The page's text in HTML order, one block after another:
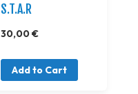
S.T.A.R
30,00 €
Add to Cart